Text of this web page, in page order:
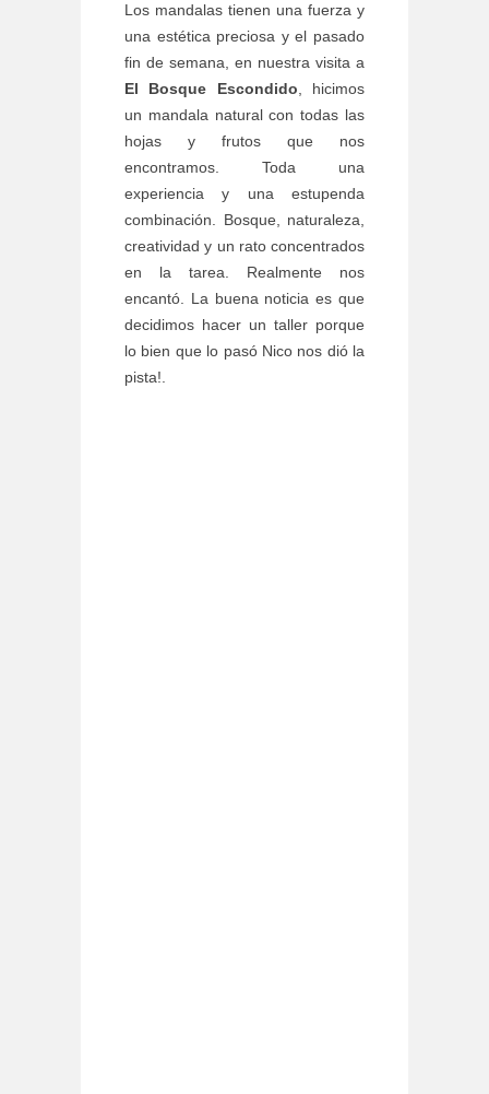
Los mandalas tienen una fuerza y
una estética preciosa y el pasado
fin de semana, en nuestra visita a
El Bosque Escondido, hicimos
un mandala natural con todas las
hojas y frutos que nos
encontramos. Toda una
experiencia y una estupenda
combinación. Bosque, naturaleza,
creatividad y un rato concentrados
en la tarea. Realmente nos
encantó. La buena noticia es que
decidimos hacer un taller porque
lo bien que lo pasó Nico nos dió la
pista!.